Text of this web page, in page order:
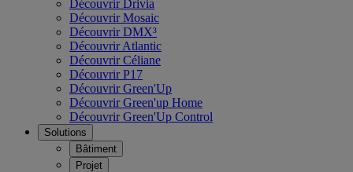
Découvrir Drivia
Découvrir Mosaic
Découvrir DMX³
Découvrir Atlantic
Découvrir Céliane
Découvrir P17
Découvrir Green'Up
Découvrir Green'up Home
Découvrir Green'Up Control
Solutions
Bâtiment
Projet